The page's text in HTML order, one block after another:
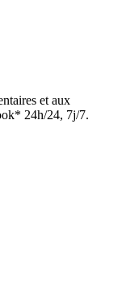
et aux
24h/24, 7j/7.